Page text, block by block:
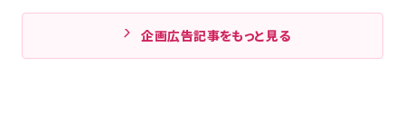
企画広告記事をもっと見る